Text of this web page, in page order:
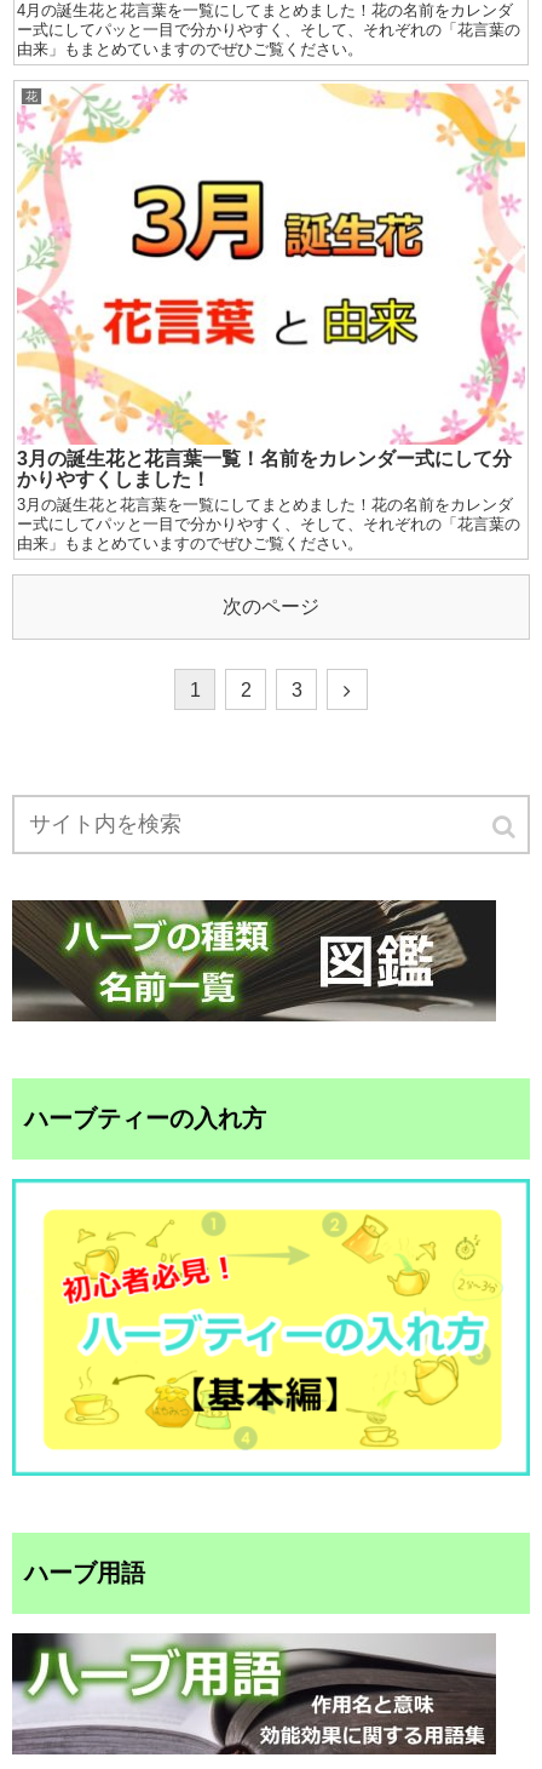
4月の誕生花と花言葉を一覧にしてまとめました！花の名前をカレンダ
ー式にしてパッと一目で分かりやすく、そして、それぞれの「花言葉の
由来」もまとめていますのでぜひご覧ください。
花
3月の誕生花と花言葉一覧！名前をカレンダー式にして分
かりやすくしました！
3月の誕生花と花言葉を一覧にしてまとめました！花の名前をカレンダ
ー式にしてパッと一目で分かりやすく、そして、それぞれの「花言葉の
由来」もまとめていますのでぜひご覧ください。
次のページ
1 2 3
ハーブティーの入れ方
ハーブ用語